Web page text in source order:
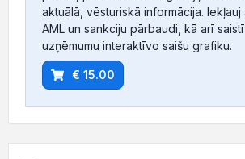
aktuālā, vēsturiskā informācija. Iekļauj
AML un sankciju pārbaudi, kā arī
uzņēmumu interaktīvo saišu grafiku.
€ 15.00